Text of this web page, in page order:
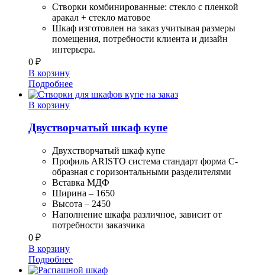
Створки комбинированные: стекло с пленкой
аракал + стекло матовое
Шкаф изготовлен на заказ учитывая размеры
помещения, потребности клиента и дизайн
интерьера.
0 ₽
В корзину
Подробнее
В корзину
Двустворчатый шкаф купе
Двухстворчатый шкаф купе
Профиль ARISTO система стандарт форма С-
образная с горизонтальными разделителями
Вставка МДФ
Ширина – 1650
Высота – 2450
Наполнение шкафа различное, зависит от
потребности заказчика
0 ₽
В корзину
Подробнее